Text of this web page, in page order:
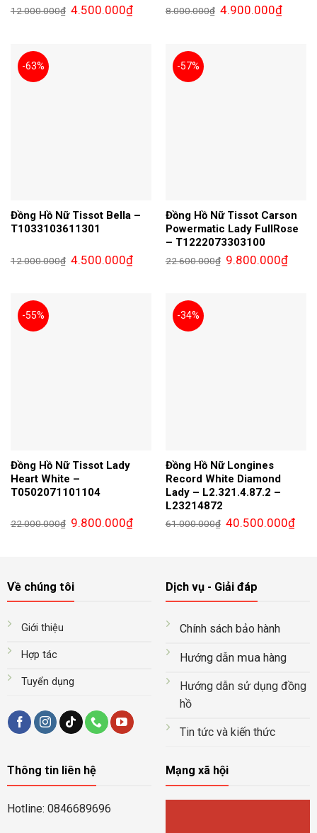
12.000.000₫ Giá
gốc
4.500.000₫Giá
hiện
8.000.000₫ Giá
gốc
4.900.000₫Giá
hiện
-63%
Đồng Hồ Nữ Tissot Bella –
T1033103611301
12.000.000₫ Giá
gốc
4.500.000₫Giá
hiện
-57%
Đồng Hồ Nữ Tissot Carson
Powermatic Lady FullRose
– T1222073303100
22.600.000₫ Giá
gốc
9.800.000₫Giá
hiện
-55%
Đồng Hồ Nữ Tissot Lady
Heart White –
T0502071101104
22.000.000₫ Giá
gốc
9.800.000₫Giá
hiện
-34%
Đồng Hồ Nữ Longines
Record White Diamond
Lady – L2.321.4.87.2 –
L23214872
61.000.000₫ Giá
gốc
40.500.000₫Giá
hiện
Về chúng tôi
Giới thiệu
Hợp tác
Tuyển dụng
Dịch vụ - Giải đáp
Chính sách bảo hành
Hướng dẫn muahàng
Hướng dẫn sử dụng đồng
hồ
Tin tức và kiến thức
Thông tin liên hệ
Hotline: 0846689696
Mạng xã hội